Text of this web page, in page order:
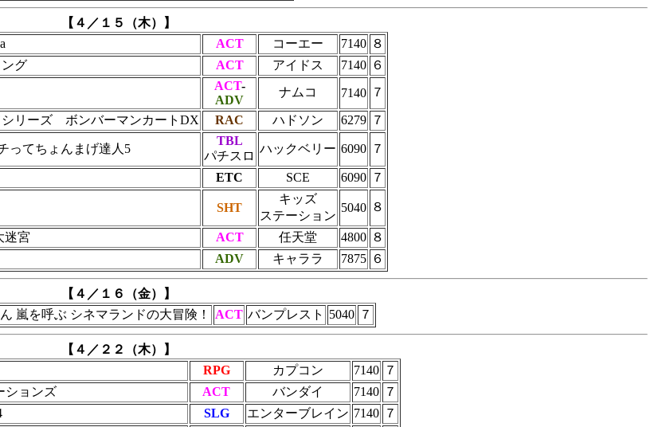
【４／１５（木）】
ACT コーエー 7140 ８
グ ACT アイドス 7140 ６
ACT-
ADV
ナムコ 7140 ７
シリーズ ボンバーマンカートDX RAC ハドソン 6279 ７
ってちょんまげ達人5
TBL
パチスロ
ハックベリー 6090 ７
ETC SCE 6090 ７
SHT
キッズ
ステーション
5040 ８
迷宮 ACT 任天堂 4800 ８
ADV キャララ 7875 ６
【４／１６（金）】
嵐を呼ぶ シネマランドの大冒険！ ACT バンプレスト 5040 ７
【４／２２（木）】
RPG カプコン 7140
７
ションズ ACT バンダイ 7140
７
SLG エンターブレイン 7140 ７